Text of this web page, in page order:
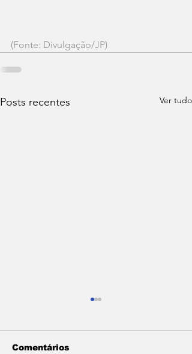
(Fonte: Divulgação/JP)
Posts recentes Ver tudo
Comentários